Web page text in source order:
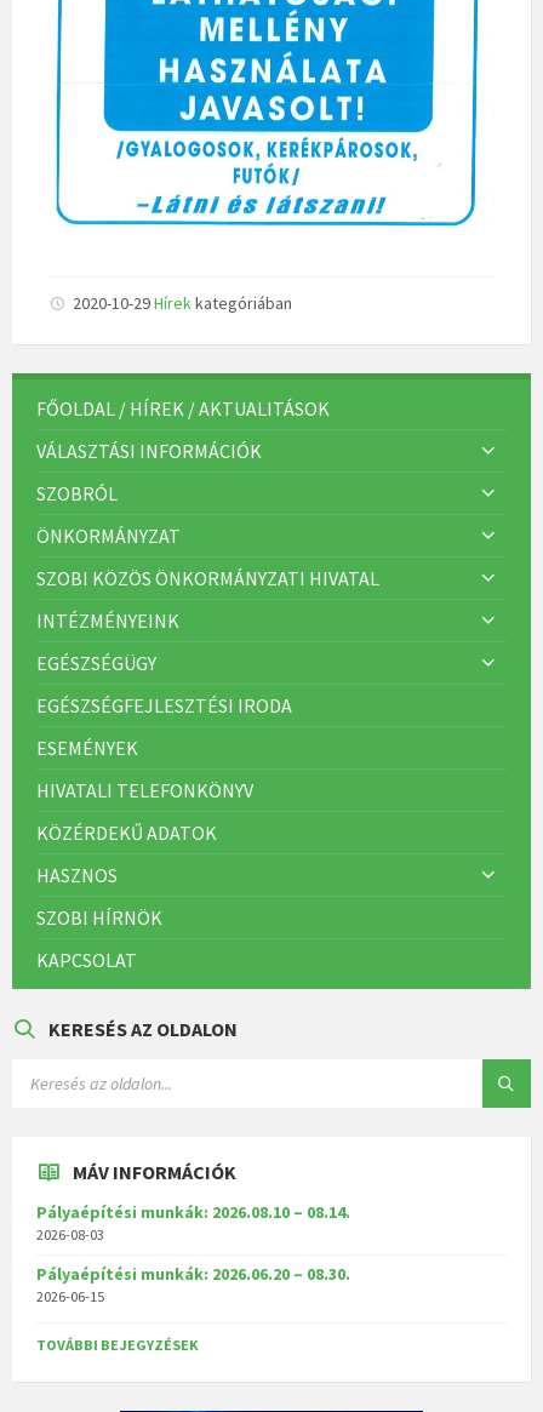
2020-10-29Hírekkategóriában
FŐOLDAL / HÍREK / AKTUALITÁSOK
VÁLASZTÁSI INFORMÁCIÓK
SZOBRÓL
ÖNKORMÁNYZAT
SZOBI KÖZÖS ÖNKORMÁNYZATI HIVATAL
INTÉZMÉNYEINK
EGÉSZSÉGÜGY
EGÉSZSÉGFEJLESZTÉSI IRODA
ESEMÉNYEK
HIVATALI TELEFONKÖNYV
KÖZÉRDEKŰ ADATOK
HASZNOS
SZOBI HÍRNÖK
KAPCSOLAT
KERESÉS AZ OLDALON
MÁV INFORMÁCIÓK
Pályaépítési munkák: 2026.08.10 – 08.14.
2026-08-03
Pályaépítési munkák: 2026.06.20 – 08.30.
2026-06-15
TOVÁBBI BEJEGYZÉSEK